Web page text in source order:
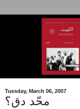
Tuesday, March 06, 2007
محّد دق؟